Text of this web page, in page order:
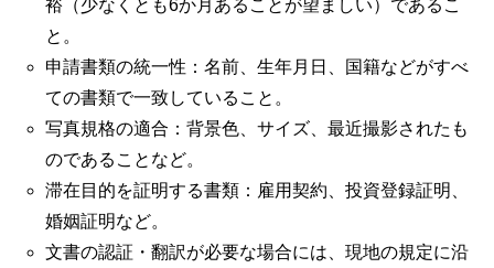
裕（少なくとも6か月あることが望ましい）であるこ
と。
申請書類の統一性：名前、生年月日、国籍などがすべ
ての書類で一致していること。
写真規格の適合：背景色、サイズ、最近撮影されたも
のであることなど。
滞在目的を証明する書類：雇用契約、投資登録証明、
婚姻証明など。
文書の認証・翻訳が必要な場合には、現地の規定に沿